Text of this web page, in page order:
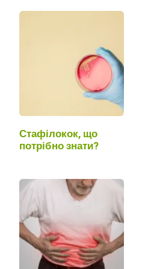
Стафілокок, що
потрібно знати?